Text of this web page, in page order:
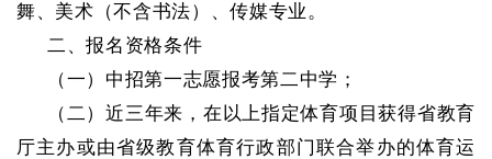
舞、美术（不含书法）、传媒专业。
二、报名资格条件
（一）中招第一志愿报考第二中学；
（二）近三年来，在以上指定体育项目获得省教育
厅主办或由省级教育体育行政部门联合举办的体育运